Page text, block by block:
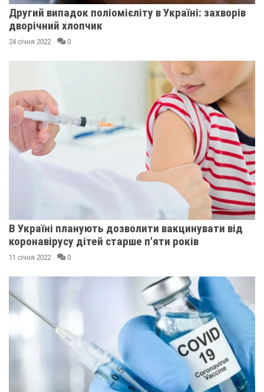
Другий випадок поліомієліту в Україні: захворів
дворічний хлопчик
24 січня 2022 0
В Україні планують дозволити вакцинувати від
коронавірусу дітей старше п'яти років
11 січня 2022 0